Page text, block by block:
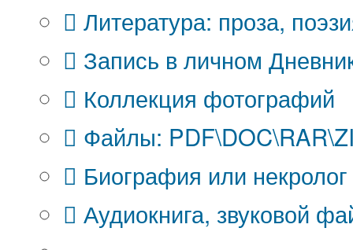
Литература: проза,
Запись в личном
Коллекция фотографий
Файлы:
Биография или некролог
Аудиокнига, звуковой